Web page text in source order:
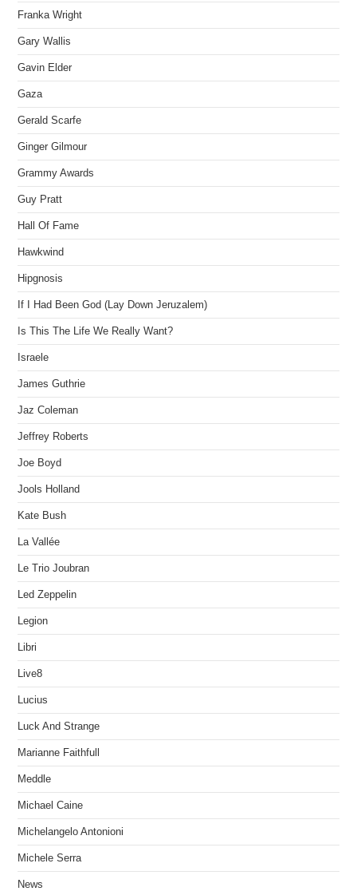
Franka Wright
Gary Wallis
Gavin Elder
Gaza
Gerald Scarfe
Ginger Gilmour
Grammy Awards
Guy Pratt
Hall Of Fame
Hawkwind
Hipgnosis
If I Had Been God (Lay Down Jeruzalem)
Is This The Life We Really Want?
Israele
James Guthrie
Jaz Coleman
Jeffrey Roberts
Joe Boyd
Jools Holland
Kate Bush
La Vallée
Le Trio Joubran
Led Zeppelin
Legion
Libri
Live8
Lucius
Luck And Strange
Marianne Faithfull
Meddle
Michael Caine
Michelangelo Antonioni
Michele Serra
News